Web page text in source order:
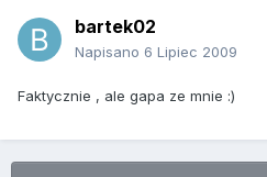
bartek02
Napisano 6 Lipiec 2009
Faktycznie , ale gapa ze mnie :)